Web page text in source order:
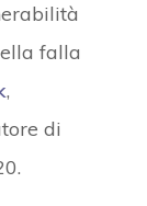
falla
,
di